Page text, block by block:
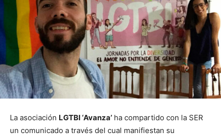
La asociación LGTBI ‘Avanza’ ha compartido con la SER
un comunicado a través del cual manifiestan su